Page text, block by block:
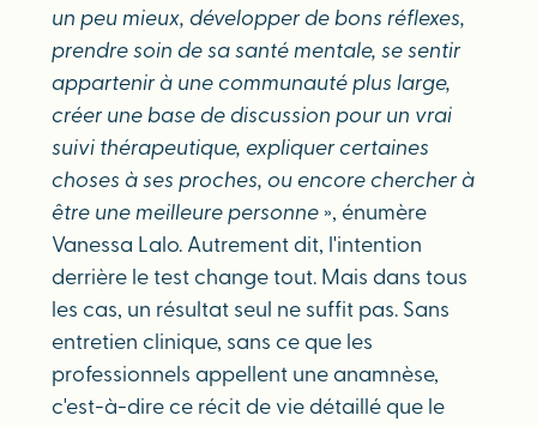
un peu mieux, développer de bons réflexes,
prendre soin de sa santé mentale, se sentir
appartenir à une communauté plus large,
créer une base de discussion pour un vrai
suivi thérapeutique, expliquer certaines
choses à ses proches, ou encore chercher à
être une meilleure personne», énumère
Vanessa Lalo. Autrement dit, l'intention
derrière le test change tout. Mais dans tous
les cas, un résultat seul ne suffit pas. Sans
entretien clinique, sans ce que les
professionnels appellent une anamnèse,
c'est-à-dire ce récit de vie détaillé que le